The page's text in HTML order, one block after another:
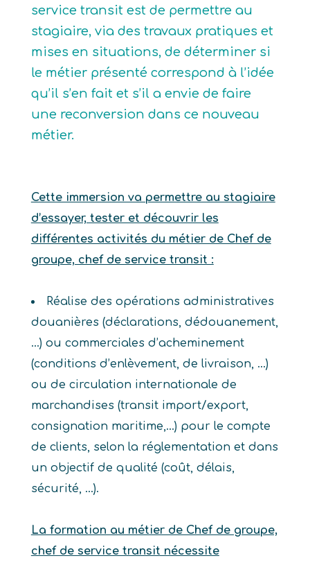
service transit est de permettre au
stagiaire, via des travaux pratiques et
mises en situations, de déterminer si
le métier présenté correspond à l’idée
qu’il s’en fait et s’il a envie de faire
une reconversion dans ce nouveau
métier.
Cette immersion va permettre au stagiaire
d’essayer, tester et découvrir les
différentes activités du métier de Chef de
groupe, chef de service transit :
Réalise des opérations administratives
douanières (déclarations, dédouanement,
…) ou commerciales d’acheminement
(conditions d’enlèvement, de livraison, …)
ou de circulation internationale de
marchandises (transit import/export,
consignation maritime,…) pour le compte
de clients, selon la réglementation et dans
un objectif de qualité (coût, délais,
sécurité, …).
La formation au métier de Chef de groupe,
chef de service transit nécessite